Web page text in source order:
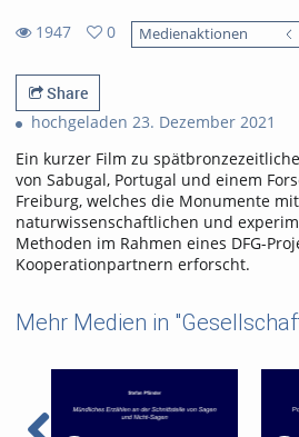
1947
views
0
favorites
Medienaktionen
Share
hochgeladen 23. Dezember 2021
Ein kurzer Film zu
von Sabugal, Portugal und einem
Freiburg, welches die Monumente mit
naturwissenschaftlichen und
Methoden im Rahmen eines DFG-
Kooperationpartnern erforscht.
Mehr Medien in